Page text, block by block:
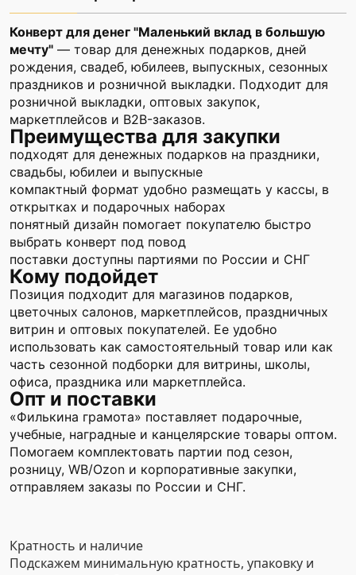
Конверт для денег "Маленький вклад в большую
мечту" — товар для денежных подарков, дней
рождения, свадеб, юбилеев, выпускных, сезонных
праздников и розничной выкладки. Подходит для
розничной выкладки, оптовых закупок,
маркетплейсов и B2B-заказов.
Преимущества для закупки
подходят для денежных подарков на праздники,
свадьбы, юбилеи и выпускные
компактный формат удобно размещать у кассы, в
открытках и подарочных наборах
понятный дизайн помогает покупателю быстро
выбрать конверт под повод
поставки доступны партиями по России и СНГ
Кому подойдет
Позиция подходит для магазинов подарков,
цветочных салонов, маркетплейсов, праздничных
витрин и оптовых покупателей. Ее удобно
использовать как самостоятельный товар или как
часть сезонной подборки для витрины, школы,
офиса, праздника или маркетплейса.
Опт и поставки
«Филькина грамота» поставляет подарочные,
учебные, наградные и канцелярские товары оптом.
Помогаем комплектовать партии под сезон,
розницу, WB/Ozon и корпоративные закупки,
отправляем заказы по России и СНГ.
Кратность и наличие
Подскажем минимальную кратность, упаковку и